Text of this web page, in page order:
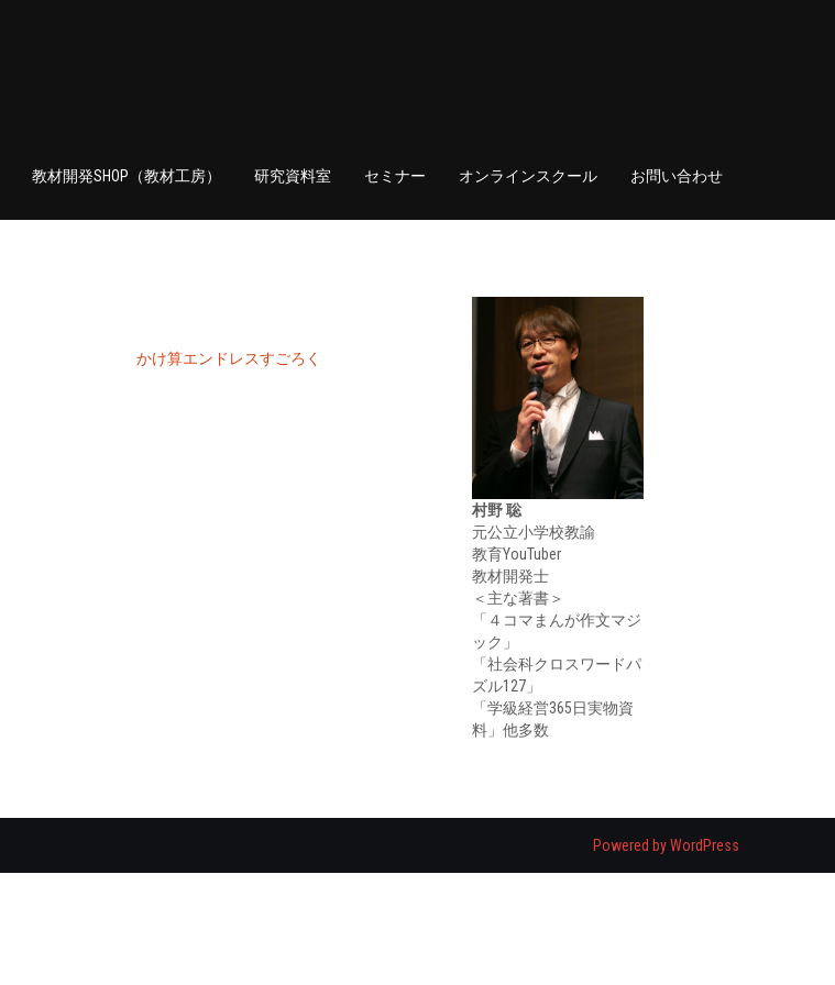
教材開発SHOP（教材工房） 研究資料室 セミナー オンラインスクール お問い合わせ
かけ算エンドレスすごろく
村野 聡
元公立小学校教諭
教育YouTuber
教材開発士
＜主な著書＞
「４コマまんが作文マジ
ック」
「社会科クロスワードパ
ズル127」
「学級経営365日実物資
料」他多数
Powered by WordPress